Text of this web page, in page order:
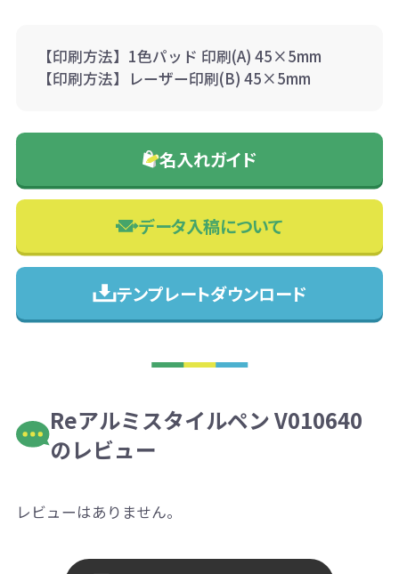
【印刷方法】1色パッド 印刷(A) 45×5mm
【印刷方法】レーザー印刷(B) 45×5mm
名入れガイド
データ入稿について
テンプレートダウンロード
Reアルミスタイルペン V010640
のレビュー
レビューはありません。